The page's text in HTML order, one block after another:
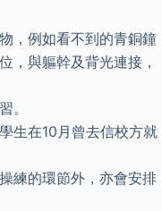
，例如看不到的青銅鐘
，與軀幹及背光連接，
。
生在10月曾去信校方就
練的環節外，亦會安排